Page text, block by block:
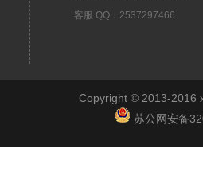
客服 QQ：2537297466
Copyright © 2013-2016
苏公网安备